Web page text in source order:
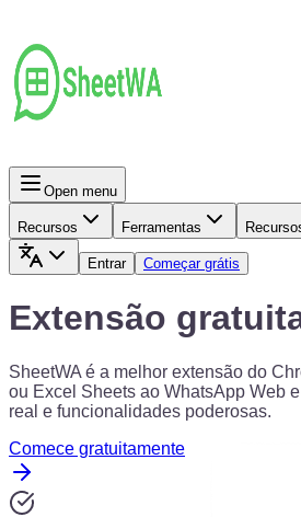
Open menu
Recursos Ferramentas
Entrar Começar grátis
Extensão
SheetWA é a melhor extensão do
ou Excel Sheets ao WhatsApp Web
real e funcionalidades poderosas.
Comece gratuitamente